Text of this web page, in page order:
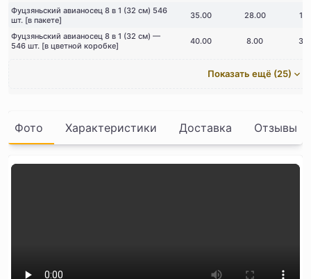
Фуцзяньский авианосец 8 в 1 (32 см) 546
шт. [в пакете]
35.00 28.00
Фуцзяньский авианосец 8 в 1 (32 см) —
546 шт. [в цветной коробке]
40.00 8.00
Показать ещё (25)
Фото Характеристики Доставка Отзывы